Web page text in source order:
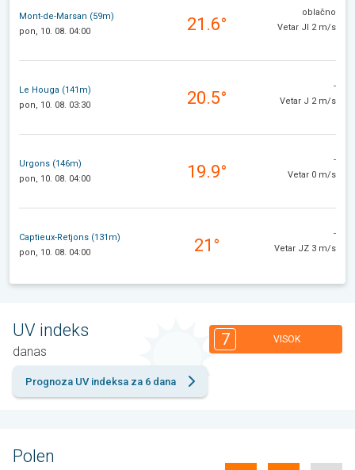
Mont-de-Marsan (59m)
pon, 10. 08. 04:00
21.6°
oblačno
Vetar JI 2 m/s
Le Houga (141m)
pon, 10. 08. 03:30
20.5°
-
Vetar J 2 m/s
Urgons (146m)
pon, 10. 08. 04:00
19.9°
-
Vetar 0 m/s
Captieux-Retjons (131m)
pon, 10. 08. 04:00
21°
-
Vetar JZ 3 m/s
UV indeks
danas
7 VISOK
Prognoza UV indeksa za 6 dana
Polen